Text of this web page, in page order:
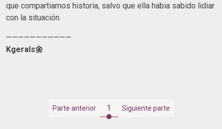
que compartiamos historia, salvo que ella habia sabido lidiar
con la situación.
———————————
Kgerals🌼
Parte anterior 1 Siguiente parte